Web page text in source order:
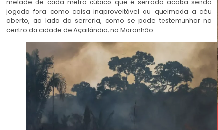
metade de cada metro cúbico que é serrado acaba sendo
jogada fora como coisa inaproveitável ou queimada a céu
aberto, ao lado da serraria, como se pode testemunhar no
centro da cidade de Açailândia, no Maranhão.